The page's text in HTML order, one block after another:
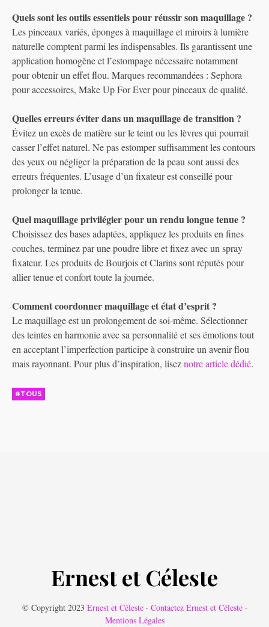
Quels sont les outils essentiels pour réussir son maquillage ?
Les pinceaux variés, éponges à maquillage et miroirs à lumière
naturelle comptent parmi les indispensables. Ils garantissent une
application homogène et l’estompage nécessaire notamment
pour obtenir un effet flou. Marques recommandées : Sephora
pour accessoires, Make Up For Ever pour pinceaux de qualité.
Quelles erreurs éviter dans un maquillage de transition ?
Évitez un excès de matière sur le teint ou les lèvres qui pourrait
casser l’effet naturel. Ne pas estomper suffisamment les contours
des yeux ou négliger la préparation de la peau sont aussi des
erreurs fréquentes. L’usage d’un fixateur est conseillé pour
prolonger la tenue.
Quel maquillage privilégier pour un rendu longue tenue ?
Choisissez des bases adaptées, appliquez les produits en fines
couches, terminez par une poudre libre et fixez avec un spray
fixateur. Les produits de Bourjois et Clarins sont réputés pour
allier tenue et confort toute la journée.
Comment coordonner maquillage et état d’esprit ?
Le maquillage est un prolongement de soi-même. Sélectionner
des teintes en harmonie avec sa personnalité et ses émotions tout
en acceptant l’imperfection participe à construire un avenir flou
mais rayonnant. Pour plus d’inspiration, liseznotre article dédié.
#TOUS
Ernest et Céleste
© Copyright 2023 Ernest et Céleste· Contactez Ernest et Céleste·
Mentions Légales